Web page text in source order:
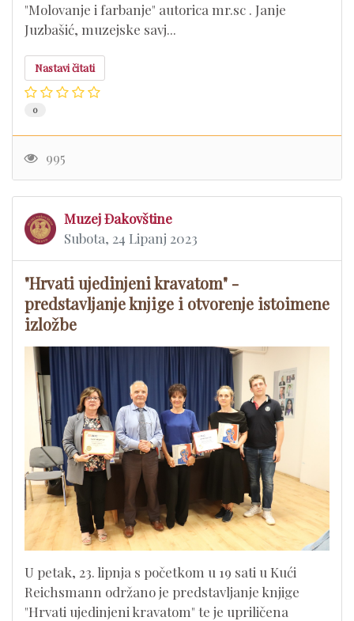
"Molovanje i farbanje" autorica mr.sc . Janje
Juzbašić, muzejske savj...
Nastavi čitati
0
995
Muzej Đakovštine
Subota, 24 Lipanj 2023
"Hrvati ujedinjeni kravatom" -
predstavljanje knjige i otvorenje istoimene
izložbe
U petak, 23. lipnja s početkom u 19 sati u Kući
Reichsmann održano je predstavljanje knjige
"Hrvati ujedinjeni kravatom" te je upriličena